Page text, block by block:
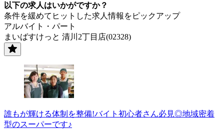
以下の求人はいかがですか？
条件を緩めてヒットした求人情報をピックアップ
アルバイト・パート
まいばすけっと 清川2丁目店(02328)
誰もが輝ける体制を整備!バイト初心者さん必見◎地域密着
型のスーパーです♪